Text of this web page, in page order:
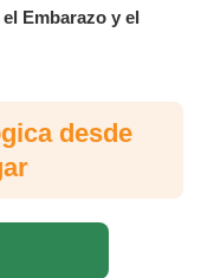
Embarazo y el
desde